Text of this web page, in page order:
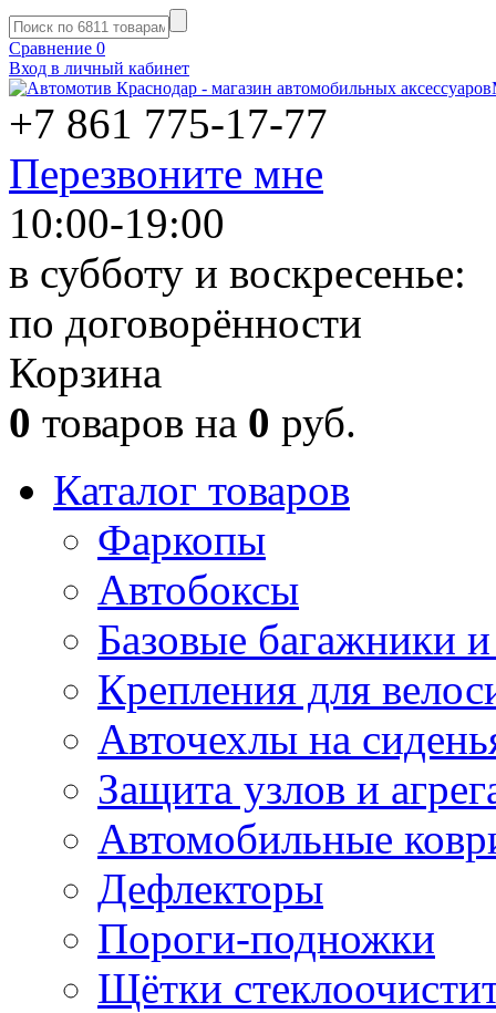
Сравнение 0
Вход в личный кабинет
+7 861 775-17-77
Перезвоните мне
10:00-19:00
в субботу и воскресенье:
по договорённости
Корзина
0 товаров на 0 руб.
Каталог товаров
Фаркопы
Автобоксы
Базовые багажники
Крепления для
Авточехлы на
Защита узлов и
Автомобильные
Дефлекторы
Пороги-подножки
Щётки